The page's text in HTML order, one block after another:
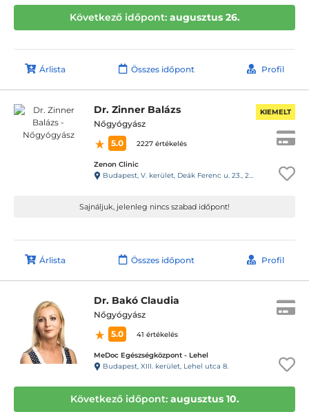
Következő időpont: augusztus 26.
Árlista Összes időpont Profil
Dr. Zinner Balázs
Nőgyógyász
5.0
2227 értékelés
Zenon Clinic
Budapest, V. kerület, Deák Ferenc u. 23., 2. em.
KIEMELT
Sajnáljuk, jelenleg nincs szabad időpont!
Árlista Összes időpont Profil
Dr. Bakó Claudia
Nőgyógyász
5.0
41 értékelés
MeDoc Egészségközpont - Lehel
Budapest, XIII. kerület, Lehel utca 8.
Következő időpont: augusztus 10.